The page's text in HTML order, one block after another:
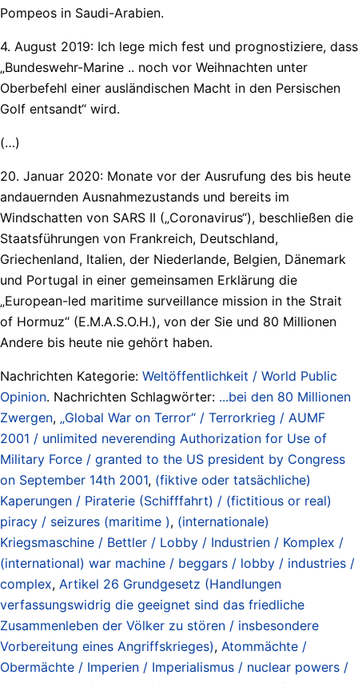
Pompeos in Saudi-Arabien.
4. August 2019: Ich lege mich fest und prognostiziere, dass
„Bundeswehr-Marine .. noch vor Weihnachten unter
Oberbefehl einer ausländischen Macht in den Persischen
Golf entsandt“ wird.
(…)
20. Januar 2020: Monate vor der Ausrufung des bis heute
andauernden Ausnahmezustands und bereits im
Windschatten von SARS II („Coronavirus“), beschließen die
Staatsführungen von Frankreich, Deutschland,
Griechenland, Italien, der Niederlande, Belgien, Dänemark
und Portugal in einer gemeinsamen Erklärung die
„European-led maritime surveillance mission in the Strait
of Hormuz“ (E.M.A.S.O.H.), von der Sie und 80 Millionen
Andere bis heute nie gehört haben.
Nachrichten Kategorie: Weltöffentlichkeit / World Public
Opinion. Nachrichten Schlagwörter: ...bei den 80 Millionen
Zwergen, „Global War on Terror“ / Terrorkrieg / AUMF
2001 / unlimited neverending Authorization for Use of
Military Force / granted to the US president by Congress
on September 14th 2001, (fiktive oder tatsächliche)
Kaperungen / Piraterie (Schifffahrt) / (fictitious or real)
piracy / seizures (maritime ), (internationale)
Kriegsmaschine / Bettler / Lobby / Industrien / Komplex /
(international) war machine / beggars / lobby / industries /
complex, Artikel 26 Grundgesetz (Handlungen
verfassungswidrig die geeignet sind das friedliche
Zusammenleben der Völker zu stören / insbesondere
Vorbereitung eines Angriffskrieges), Atommächte /
Obermächte / Imperien / Imperialismus / nuclear powers /